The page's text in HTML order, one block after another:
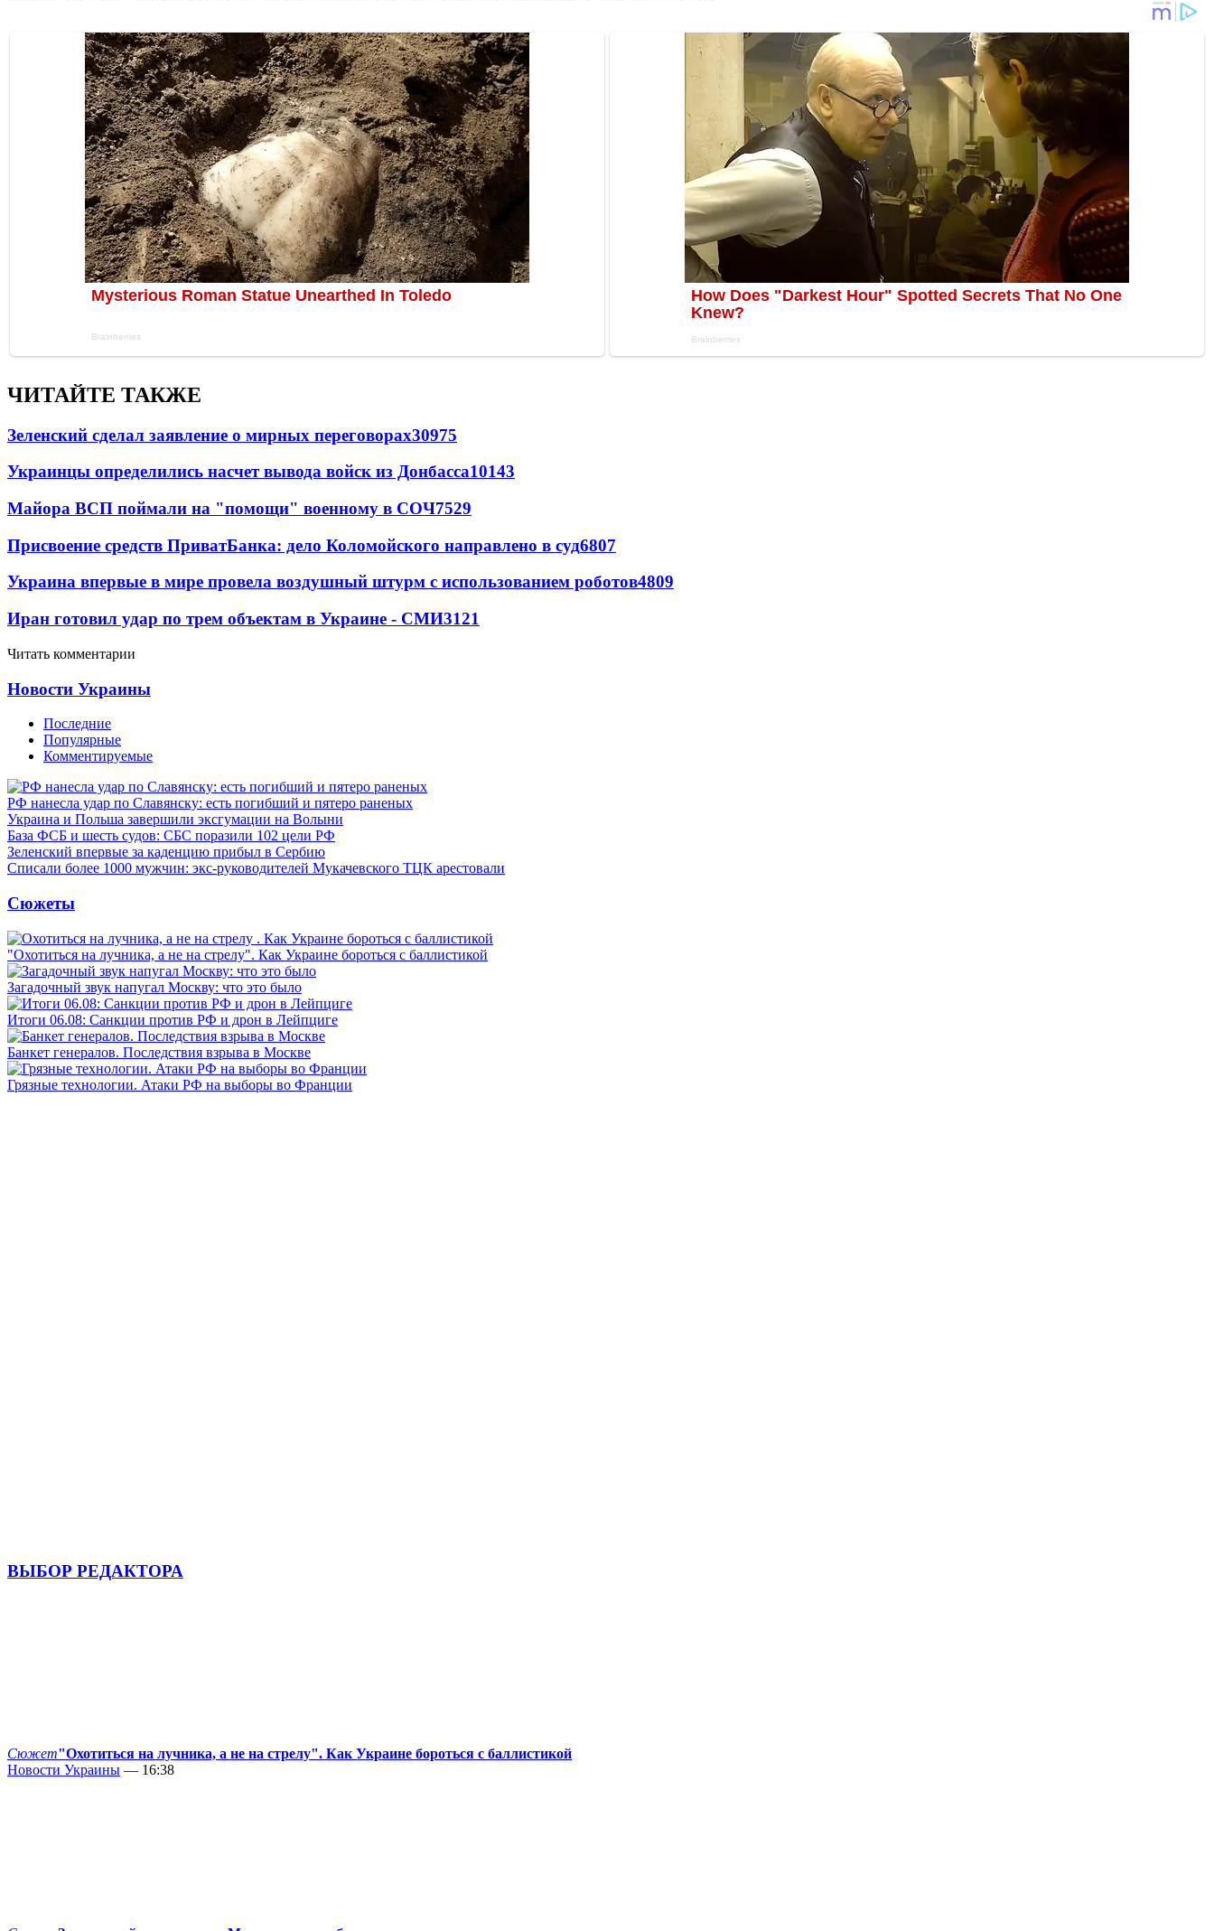
ЧИТАЙТЕ ТАКЖЕ
Зеленский сделал заявление о мирных переговорах30975
Украинцы определились насчет вывода войск из Донбасса10143
Майора ВСП поймали на "помощи" военному в СОЧ7529
Присвоение средств ПриватБанка: дело Коломойского направлено в суд6807
Украина впервые в мире провела воздушный штурм с использованием роботов4809
Иран готовил удар по трем объектам в Украине - СМИ3121
Читать комментарии
Новости Украины
Последние
Популярные
Комментируемые
РФ нанесла удар по Славянску: есть погибший и пятеро раненых
Украина и Польша завершили эксгумации на Волыни
База ФСБ и шесть судов: СБС поразили 102 цели РФ
Зеленский впервые за каденцию прибыл в Сербию
Списали более 1000 мужчин: экс-руководителей Мукачевского ТЦК арестовали
Сюжеты
"Охотиться на лучника, а не на стрелу". Как Украине бороться с баллистикой
Загадочный звук напугал Москву: что это было
Итоги 06.08: Санкции против РФ и дрон в Лейпциге
Банкет генералов. Последствия взрыва в Москве
Грязные технологии. Атаки РФ на выборы во Франции
ВЫБОР РЕДАКТОРА
Сюжет"Охотиться на лучника, а не на стрелу". Как Украине бороться с баллистикой
Новости Украины — 16:38